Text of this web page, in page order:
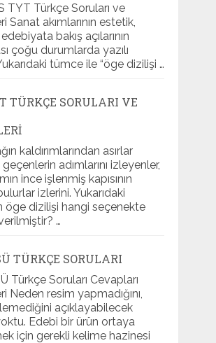
TYT Türkçe Soruları ve
Sanat akımlarının estetik,
bakış açılarının
çoğu durumlarda yazılı
tümce ile “öge dizilişi …
TÜRKÇE SORULARI VE
kaldırımlarından asırlar
adımlarını izleyenler,
ince işlenmiş kapısının
izlerini. Yukarıdaki
öge dizilişi hangi seçenekte
…
TÜRKÇE SORULARI
Türkçe Soruları Cevapları
Neden resim yapmadığını,
açıklayabilecek
Edebi bir ürün ortaya
için gerekli kelime hazinesi